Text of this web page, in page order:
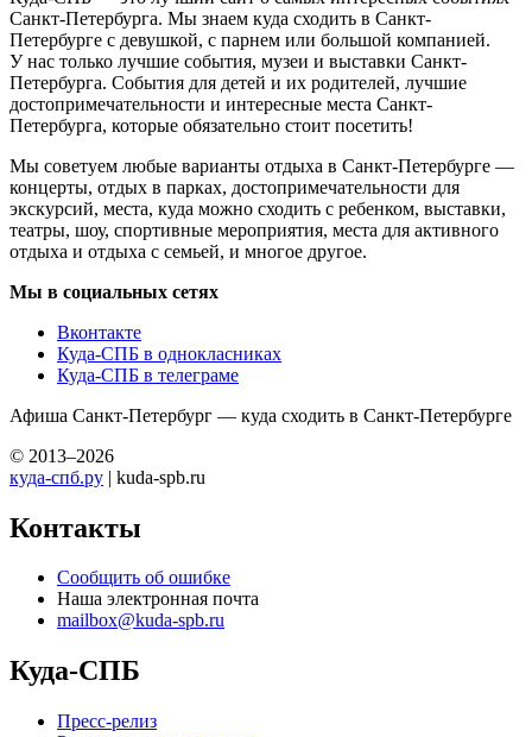
Санкт-Петербурга. Мы знаем куда сходить в Санкт-
Петербурге с девушкой, с парнем или большой компанией.
У нас только лучшие события, музеи и выставки Санкт-
Петербурга. События для детей и их родителей, лучшие
достопримечательности и интересные места Санкт-
Петербурга, которые обязательно стоит посетить!
Мы советуем любые варианты отдыха в Санкт-Петербурге —
концерты, отдых в парках, достопримечательности для
экскурсий, места, куда можно сходить с ребенком, выставки,
театры, шоу, спортивные мероприятия, места для активного
отдыха и отдыха с семьей, и многое другое.
Мы в социальных сетях
Вконтакте
Куда-СПБ в однокласниках
Куда-СПБ в телеграме
Афиша Санкт-Петербург — куда сходить в Санкт-Петербурге
© 2013–2026
куда-спб.ру | kuda-spb.ru
Контакты
Сообщить об ошибке
Наша электронная почта
mailbox@kuda-spb.ru
Куда-СПБ
Пресс-релиз